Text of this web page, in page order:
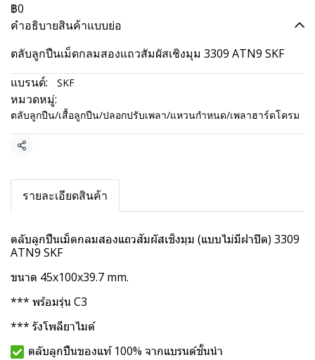
฿0
คำอธิบายสินค้าแบบย่อ
ตลับลูกปืนเม็ดกลมสองแถวสัมผัสเชิงมุม 3309 ATN9 SKF
แบรนด์:
SKF
หมวดหมู่:
ตลับลูกปืน/เสื้อลูกปืน/ปลอกปรับเพลา/แหวนกำหนด/เพลาฮาร์ดโครม
แชร์
รายละเอียดสินค้า
ตลับลูกปืนเม็ดกลมสองแถวสัมผัสเชิงมุม (แบบไม่มีฝาปิด) 3309
ATN9 SKF
ขนาด 45x100x39.7 mm.
*** พร้อมรุ่น C3
*** รังโพลียาไมด์
ตลับลูกปืนของแท้ 100% จากแบรนด์ชั้นนำ